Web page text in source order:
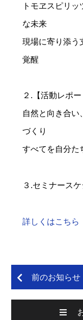
トモヱスピリ
な未来
現場に寄り添う
覚醒
２.【活動レポ
自然と向き合い
づくり
すべてを自分た
３.セミナース
詳しくはこちら
前のお知らせ